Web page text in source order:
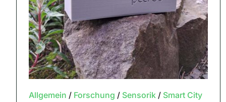
Allgemein / Forschung / Sensorik/ Smart City